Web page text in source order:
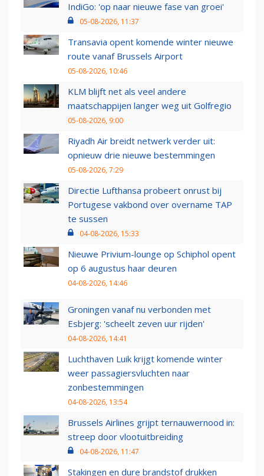
IndiGo: 'op naar nieuwe fase van groei'
05-08-2026, 11:37
Transavia opent komende winter nieuwe
route vanaf Brussels Airport
05-08-2026, 10:46
KLM blijft net als veel andere
maatschappijen langer weg uit Golfregio
05-08-2026, 9:00
Riyadh Air breidt netwerk verder uit:
opnieuw drie nieuwe bestemmingen
05-08-2026, 7:29
Directie Lufthansa probeert onrust bij
Portugese vakbond over overname TAP
te sussen
04-08-2026, 15:33
Nieuwe Privium-lounge op Schiphol opent
op 6 augustus haar deuren
04-08-2026, 14:46
Groningen vanaf nu verbonden met
Esbjerg: 'scheelt zeven uur rijden'
04-08-2026, 14:41
Luchthaven Luik krijgt komende winter
weer passagiersvluchten naar
zonbestemmingen
04-08-2026, 13:54
Brussels Airlines grijpt ternauwernood in:
streep door vlootuitbreiding
04-08-2026, 11:47
Stakingen en dure brandstof drukken